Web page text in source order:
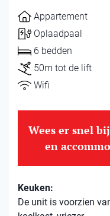
Appartement
Oplaadpaal
6 bedden
50m tot de lift
Wifi
Wees er snel
en
Keuken:
De unit is voorzien